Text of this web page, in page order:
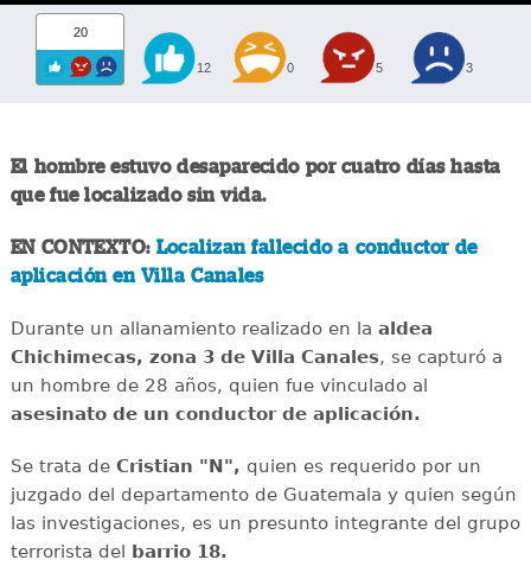
20
12 0 5 3
El hombre estuvo desaparecido por cuatro días hasta
que fue localizado sin vida.
EN CONTEXTO:Localizan fallecido a conductor de
aplicación en Villa Canales
Durante un allanamiento realizado en la aldea
Chichimecas, zona 3 de Villa Canales, se capturó a
un hombre de 28 años, quien fue vinculado al
asesinato de un conductor de aplicación.
Se trata de Cristian "N", quien es requerido por un
juzgado del departamento de Guatemala y quien según
las investigaciones, es un presunto integrante del grupo
terrorista del barrio 18.